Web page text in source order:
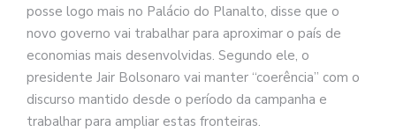
posse logo mais no Palácio do Planalto, disse que o
novo governo vai trabalhar para aproximar o país de
economias mais desenvolvidas. Segundo ele, o
presidente Jair Bolsonaro vai manter “coerência” com o
discurso mantido desde o período da campanha e
trabalhar para ampliar estas fronteiras.